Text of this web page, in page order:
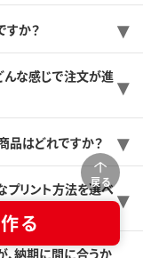
戻る
る
すか？
んな感じで注文が進
品はどれですか？
プリント方法を選べ
納期に間に合うか